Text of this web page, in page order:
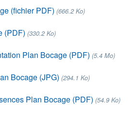
(fichier PDF) (666.2 Ko)
(PDF) (330.2 Ko)
Plan Bocage (PDF) (5.4 Mo)
Bocage (JPG) (294.1 Ko)
Plan Bocage (PDF) (54.9 Ko)